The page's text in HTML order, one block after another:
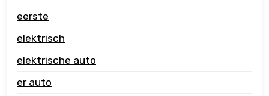
eerste
elektrisch
elektrische auto
er auto